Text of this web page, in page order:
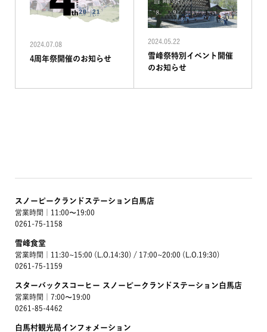
2024.07.08
4周年祭開催のお知らせ
2024.05.22
雪峰祭特別イベント開催
のお知らせ
スノーピークランドステーション白馬店
営業時間｜11:00〜19:00
0261-75-1158
雪峰食堂
営業時間｜11:30~15:00 (L.O.14:30) / 17:00~20:00 (L.O.19:30)
0261-75-1159
スターバックスコーヒー スノーピークランドステーション白馬店
営業時間｜7:00〜19:00
0261-85-4462
白馬村観光局インフォメーション